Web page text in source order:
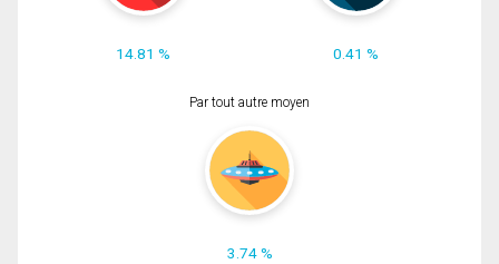
14.81 % 0.41 %
Par tout autre moyen
3.74 %